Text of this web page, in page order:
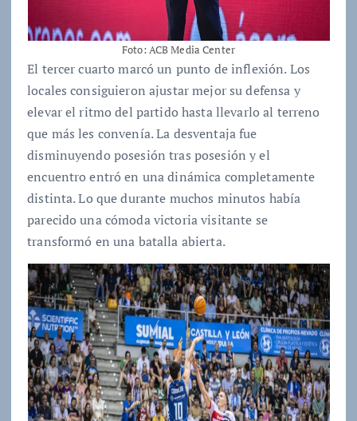
Foto: ACB Media Center
El tercer cuarto marcó un punto de inflexión. Los
locales consiguieron ajustar mejor su defensa y
elevar el ritmo del partido hasta llevarlo al terreno
que más les convenía. La desventaja fue
disminuyendo posesión tras posesión y el
encuentro entró en una dinámica completamente
distinta. Lo que durante muchos minutos había
parecido una cómoda victoria visitante se
transformó en una batalla abierta.